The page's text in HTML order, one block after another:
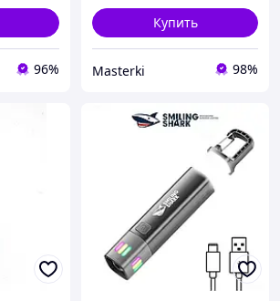
96%
Купить
Masterki 98%